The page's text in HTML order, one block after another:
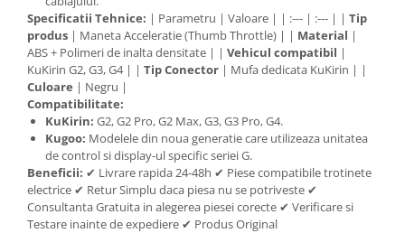
Specificatii Tehnice: | Parametru | Valoare | | :--- | :--- | | Tip
produs | Maneta Acceleratie (Thumb Throttle) | | Material |
ABS + Polimeri de inalta densitate | | Vehicul compatibil |
KuKirin G2, G3, G4 | | Tip Conector | Mufa dedicata KuKirin | |
Culoare | Negru |
Compatibilitate:
KuKirin: G2, G2 Pro, G2 Max, G3, G3 Pro, G4.
Kugoo: Modelele din noua generatie care utilizeaza unitatea
de control si display-ul specific seriei G.
Beneficii: ✔ Livrare rapida 24-48h ✔ Piese compatibile trotinete
electrice ✔ Retur Simplu daca piesa nu se potriveste ✔
Consultanta Gratuita in alegerea piesei corecte ✔ Verificare si
Testare inainte de expediere ✔ Produs Original